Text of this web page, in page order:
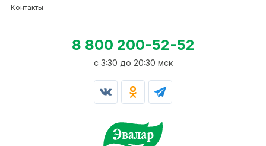
Контакты
8 800 200-52-52
c 3:30 до 20:30 мск